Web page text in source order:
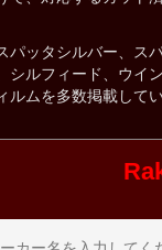
パッタシルバー、ス
シルフィード、ウイ
ムを多数掲載してい